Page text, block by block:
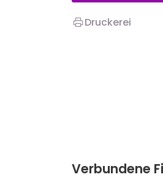
Druckerei
Verbundene